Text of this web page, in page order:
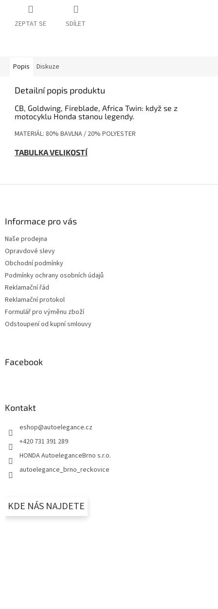
ZEPTAT SE SDÍLET
Popis Diskuze
Detailní popis produktu
CB, Goldwing, Fireblade, Africa Twin: když se z
motocyklu Honda stanou legendy.
MATERIÁL: 80% BAVLNA / 20% POLYESTER
TABULKA VELIKOSTÍ
Informace pro vás
Naše prodejna
Opravdové slevy
Obchodní podmínky
Podmínky ochrany osobních údajů
Reklamační řád
Reklamační protokol
Formulář pro výměnu zboží
Odstoupení od kupní smlouvy
Facebook
Kontakt
eshop@autoelegance.cz
+420 731 391 289
HONDA AutoeleganceBrno s.r.o.
autoelegance_brno_reckovice
KDE NÁS NAJDETE